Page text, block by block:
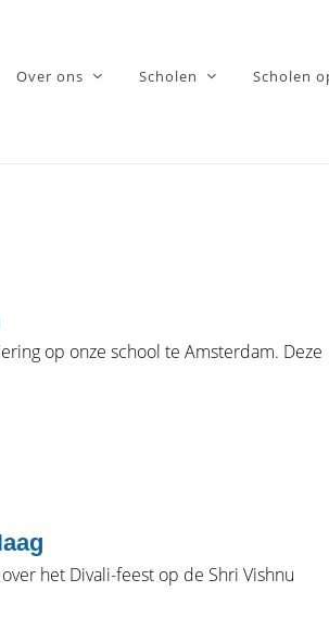
Over ons Scholen Scholen
op onze school te Amsterdam. Deze
het Divali-feest op de Shri Vishnu